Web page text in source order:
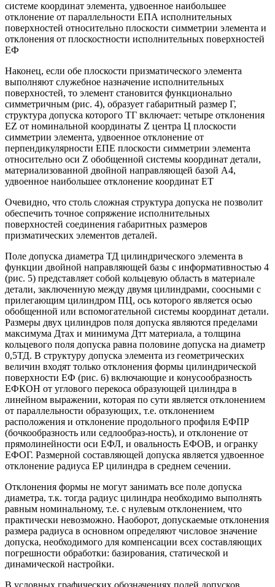
системе координат элемента, удвоенное наибольшее
отклонение от параллельности ЕПА исполнительных
поверхностей относительно плоскости симметрии элемента и
отклонения от плоскостности исполнительных поверхностей
ЕФ
Наконец, если обе плоскости призматического элемента
выполняют служебное назначение исполнительных
поверхностей, то элемент становится функционально
симметричным (рис. 4), образует габаритный размер Г,
структура допуска которого ТГ включает: четыре отклонения
ЕZ от номинальной координаты Z центра Ц плоскости
симметрии элемента, удвоенное отклонение от
перпендикулярности ЕПЕ плоскости симметрии элемента
относительно оси Z обобщенной системы координат детали,
материализованной двойной направляющей базой А4,
удвоенное наибольшее отклонение координат ЕТ
Очевидно, что столь сложная структура допуска не позволит
обеспечить точное сопряжение исполнительных
поверхностей соединения габаритных размеров
призматических элементов деталей.
Поле допуска диаметра ТД цилиндрического элемента в
функции двойной направляющей базы с информативностью 4
(рис. 5) представляет собой кольцевую область в материале
детали, заключенную между двумя цилиндрами, соосными с
прилегающим цилиндром ПЦ, ось которого является осью
обобщенной или вспомогательной системы координат детали.
Размеры двух цилиндров поля допуска являются пределами
максимума Дтах и минимума Дтт материала, а толщина
кольцевого поля допуска равна половине допуска на диаметр
0,5ТД. В структуру допуска элемента из геометрических
величин входят только отклонения формы цилиндрической
поверхности ЕФ (рис. 6) включающие и конусообразность
ЕФКОН от углового перекоса образующей цилиндра в
линейном выражении, которая по сути является отклонением
от параллельности образующих, т.е. отклонением
расположения и отклонение продольного профиля ЕФПР
(бочкообразность или седлообраз-ность), и отклонение от
прямолинейности оси ЕФЛ, и овальность ЕФОВ, и огранку
ЕФОГ. Размерной составляющей допуска является удвоенное
отклонение радиуса ЕР цилиндра в среднем сечении.
Отклонения формы не могут занимать все поле допуска
диаметра, т.к. тогда радиус цилиндра необходимо выполнять
равным номинальному, т.е. с нулевым отклонением, что
практически невозможно. Наоборот, допускаемые отклонения
размера радиуса в основном определяют числовое значение
допуска, необходимого для компенсации всех составляющих
погрешности обработки: базирования, статической и
динамической настройки.
В условных графических обозначениях полей допусков